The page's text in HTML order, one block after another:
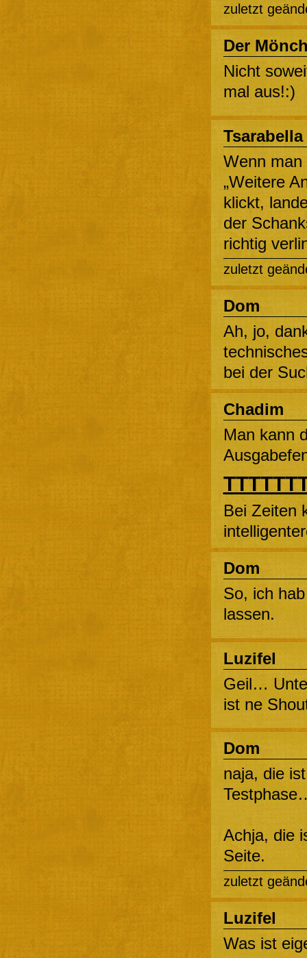
zuletzt
Der
Nicht
mal aus!:)
Tsarabella
Wenn
„Weitere
klickt,
der
richtig
zuletzt
Dom
Ah, jo,
bei der
Chadim
Man kann
Bei Zeiten
Dom
So, ich
lassen.
Luzifel
Geil…
ist ne
Dom
naja, die
Achja, die
Seite.
zuletzt
Luzifel
Was ist